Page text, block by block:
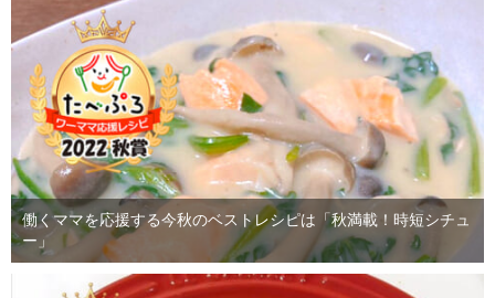
働くママを応援する今秋のベストレシピは「秋満載！時短シチュ
ー」